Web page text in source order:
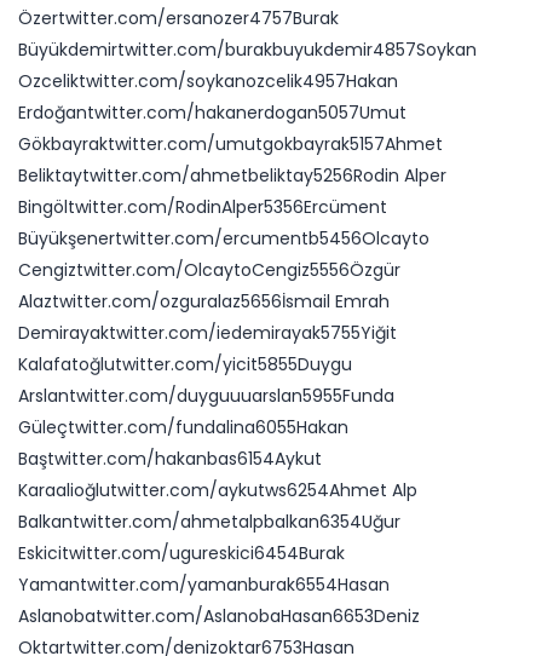
Özertwitter.com/ersanozer4757Burak
Büyükdemirtwitter.com/burakbuyukdemir4857Soykan
Ozceliktwitter.com/soykanozcelik4957Hakan
Erdoğantwitter.com/hakanerdogan5057Umut
Gökbayraktwitter.com/umutgokbayrak5157Ahmet
Beliktaytwitter.com/ahmetbeliktay5256Rodin Alper
Bingöltwitter.com/RodinAlper5356Ercüment
Büyükşenertwitter.com/ercumentb5456Olcayto
Cengiztwitter.com/OlcaytoCengiz5556Özgür
Alaztwitter.com/ozguralaz5656İsmail Emrah
Demirayaktwitter.com/iedemirayak5755Yiğit
Kalafatoğlutwitter.com/yicit5855Duygu
Arslantwitter.com/duyguuuarslan5955Funda
Güleçtwitter.com/fundalina6055Hakan
Baştwitter.com/hakanbas6154Aykut
Karaalioğlutwitter.com/aykutws6254Ahmet Alp
Balkantwitter.com/ahmetalpbalkan6354Uğur
Eskicitwitter.com/ugureskici6454Burak
Yamantwitter.com/yamanburak6554Hasan
Aslanobatwitter.com/AslanobaHasan6653Deniz
Oktartwitter.com/denizoktar6753Hasan